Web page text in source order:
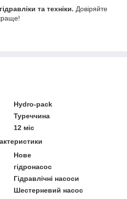
та техніки. Довіряйте
Hydro-pack
Туреччина
12 міс
Нове
гідронасос
Гідравлічні насоси
Шестерневий насос